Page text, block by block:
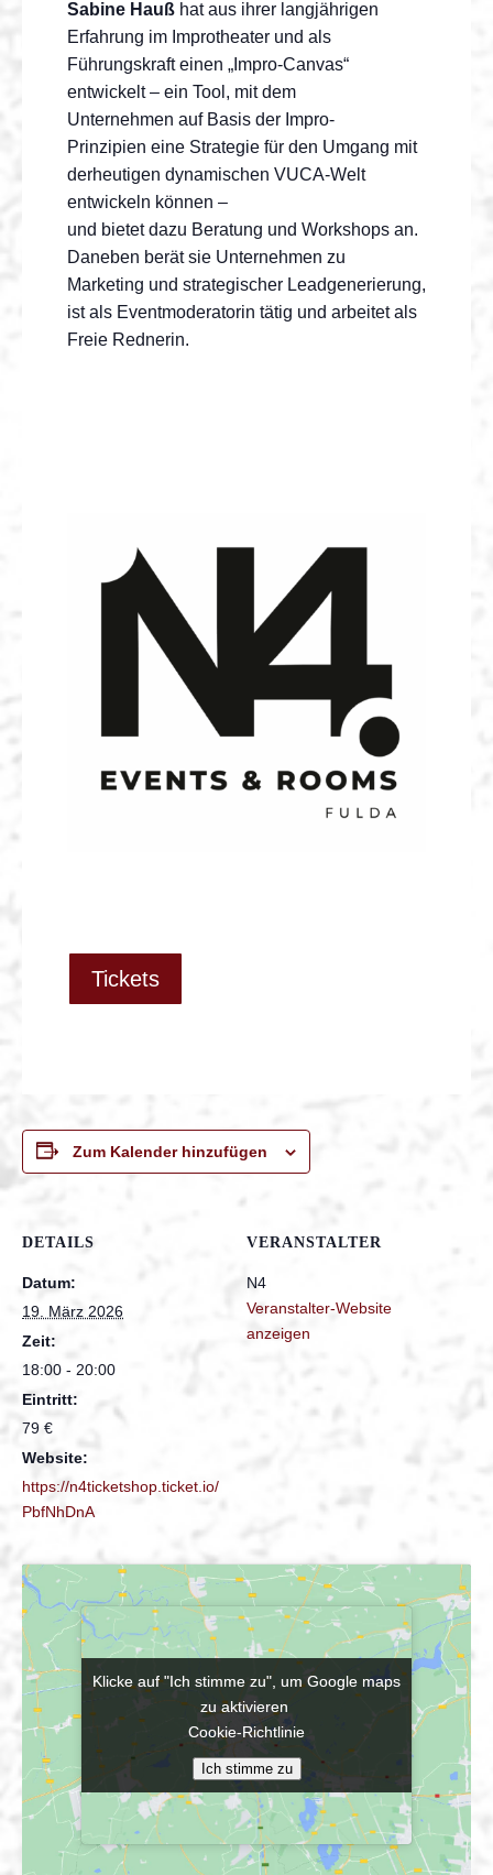
Sabine Haußhat aus ihrer langjährigen
Erfahrung im Improtheater und als
Führungskraft einen „Impro-Canvas“
entwickelt – ein Tool, mit dem
Unternehmen auf Basis der Impro-
Prinzipien eine Strategie für den Umgang mit
derheutigen dynamischen VUCA-Welt
entwickeln können –
und bietet dazu Beratung und Workshops an.
Daneben berät sie Unternehmen zu
Marketing und strategischer Leadgenerierung,
ist als Eventmoderatorin tätig und arbeitet als
Freie Rednerin.
Tickets
Zum Kalender hinzufügen
DETAILS
Datum:
19. März 2026
Zeit:
18:00 - 20:00
Eintritt:
79 €
Website:
https://n4ticketshop.ticket.io/
PbfNhDnA
VERANSTALTER
N4
Veranstalter-Website
anzeigen
Klicke auf "Ich stimme zu", um Google maps
zu aktivieren
Cookie-Richtlinie
Ich stimme zu
Klicke auf "Ich stimme zu", um Google maps
zu aktivieren
Cookie-Richtlinie
Ich stimme zu